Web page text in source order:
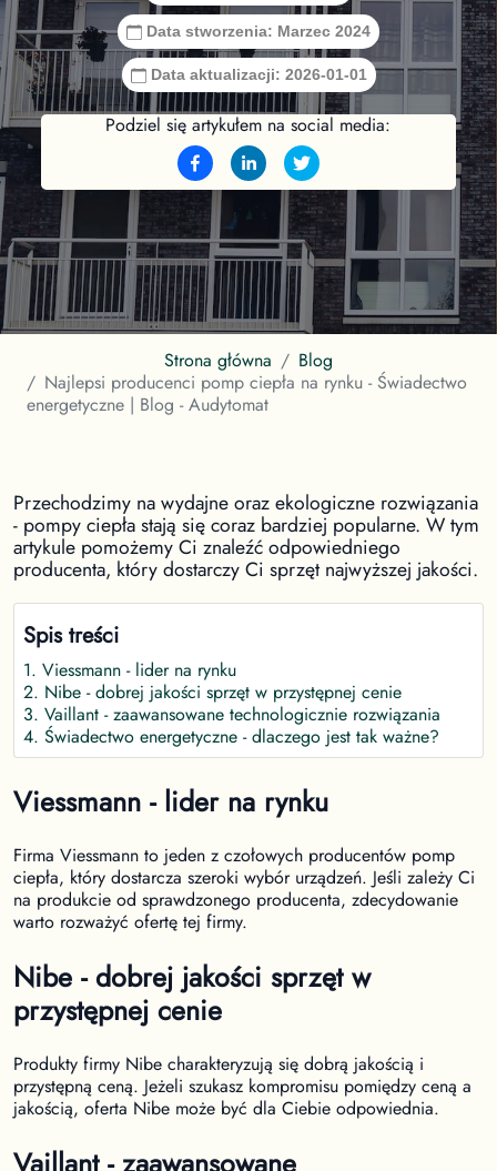
Data stworzenia: Marzec 2024
Data aktualizacji: 2026-01-01
Podziel się artykułem na social media:
Strona główna
Blog
Najlepsi producenci pomp ciepła na rynku - Świadectwo
energetyczne | Blog - Audytomat
Przechodzimy na wydajne oraz ekologiczne rozwiązania
- pompy ciepła stają się coraz bardziej popularne. W tym
artykule pomożemy Ci znaleźć odpowiedniego
producenta, który dostarczy Ci sprzęt najwyższej jakości.
Spis treści
1. Viessmann - lider na rynku
2. Nibe - dobrej jakości sprzęt w przystępnej cenie
3. Vaillant - zaawansowane technologicznie rozwiązania
4. Świadectwo energetyczne - dlaczego jest tak ważne?
Viessmann - lider na rynku
Firma Viessmann to jeden z czołowych producentów pomp
ciepła, który dostarcza szeroki wybór urządzeń. Jeśli zależy Ci
na produkcie od sprawdzonego producenta, zdecydowanie
warto rozważyć ofertę tej firmy.
Nibe - dobrej jakości sprzęt w
przystępnej cenie
Produkty firmy Nibe charakteryzują się dobrą jakością i
przystępną ceną. Jeżeli szukasz kompromisu pomiędzy ceną a
jakością, oferta Nibe może być dla Ciebie odpowiednia.